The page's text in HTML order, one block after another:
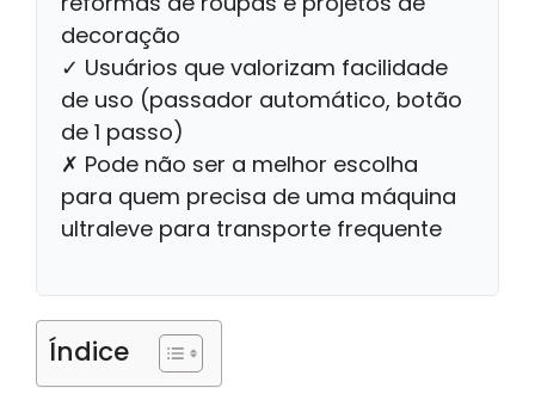
decoração
✓ Usuários que valorizam facilidade
de uso (passador automático, botão
de 1 passo)
✗ Pode não ser a melhor escolha
para quem precisa de uma máquina
ultraleve para transporte frequente
Índice